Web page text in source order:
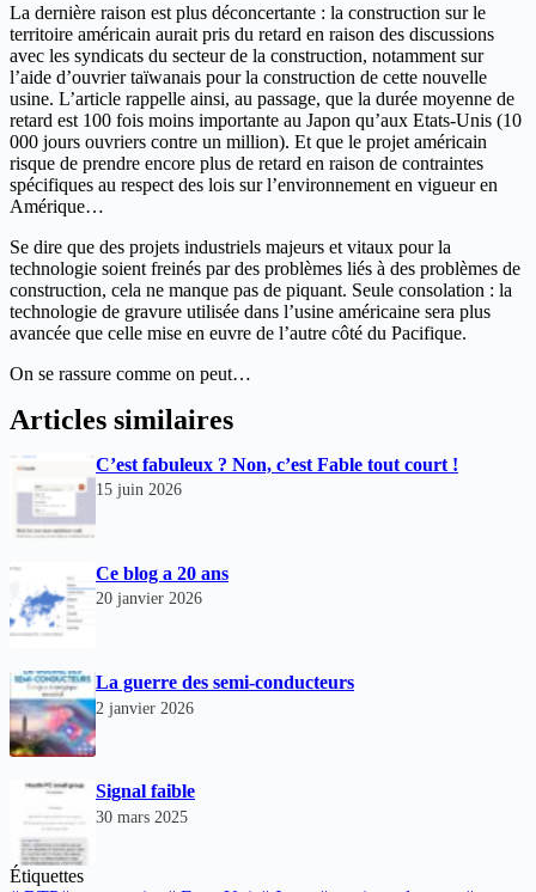
La dernière raison est plus déconcertante : la construction sur le
territoire américain aurait pris du retard en raison des discussions
avec les syndicats du secteur de la construction, notamment sur
l’aide d’ouvrier taïwanais pour la construction de cette nouvelle
usine. L’article rappelle ainsi, au passage, que la durée moyenne de
retard est 100 fois moins importante au Japon qu’aux Etats-Unis (10
000 jours ouvriers contre un million). Et que le projet américain
risque de prendre encore plus de retard en raison de contraintes
spécifiques au respect des lois sur l’environnement en vigueur en
Amérique…
Se dire que des projets industriels majeurs et vitaux pour la
technologie soient freinés par des problèmes liés à des problèmes de
construction, cela ne manque pas de piquant. Seule consolation : la
technologie de gravure utilisée dans l’usine américaine sera plus
avancée que celle mise en euvre de l’autre côté du Pacifique.
On se rassure comme on peut…
Articles similaires
C’est fabuleux ? Non, c’est Fable tout court !
15 juin 2026
Ce blog a 20 ans
20 janvier 2026
La guerre des semi-conducteurs
2 janvier 2026
Signal faible
30 mars 2025
Étiquettes